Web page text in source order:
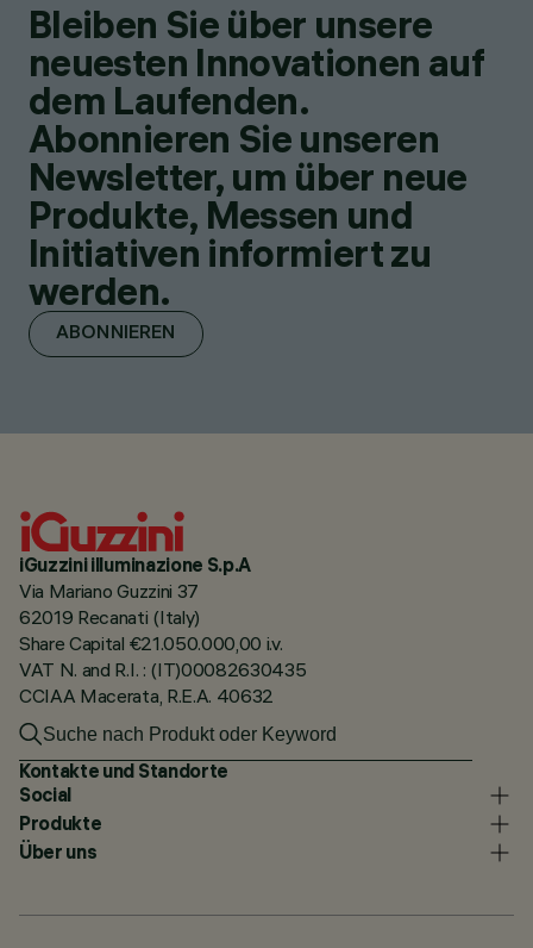
Bleiben Sie über unsere
neuesten Innovationen auf
dem Laufenden.
Abonnieren Sie unseren
Newsletter, um über neue
Produkte, Messen und
Initiativen informiert zu
werden.
ABONNIEREN
iGuzzini illuminazione S.p.A
Via Mariano Guzzini 37
62019 Recanati (Italy)
Share Capital €21.050.000,00 i.v.
VAT N. and R.I. : (IT)00082630435
CCIAA Macerata, R.E.A. 40632
Kontakte und Standorte
Social
Produkte
Über uns